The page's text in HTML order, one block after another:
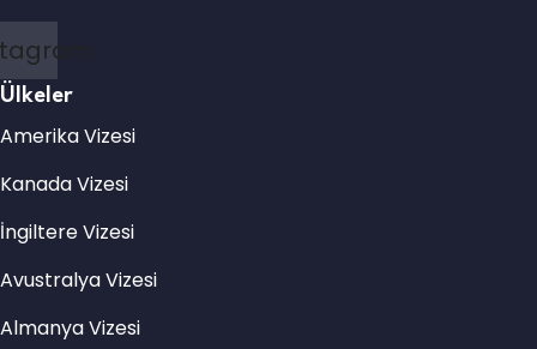
Ülkeler
Amerika Vizesi
Kanada Vizesi
İngiltere Vizesi
Avustralya Vizesi
Almanya Vizesi